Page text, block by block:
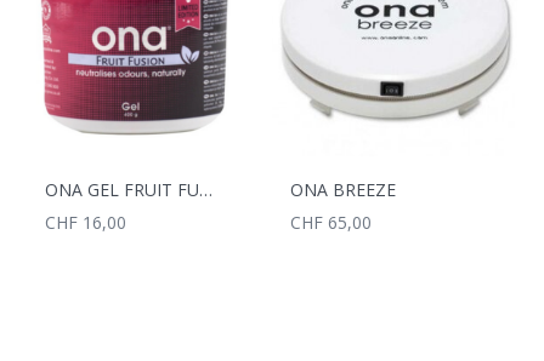
ONA GEL FRUIT FUSION 0.5L
CHF 16,00
ONA BREEZE
CHF 65,00